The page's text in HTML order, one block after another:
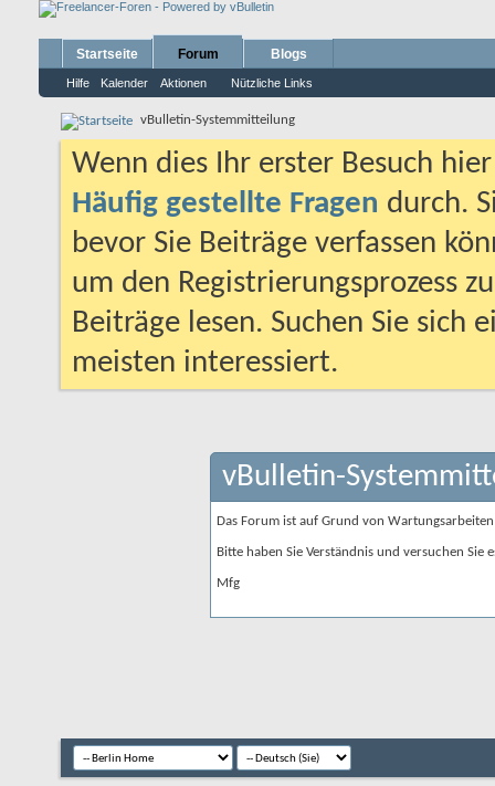
Startseite Forum
Hilfe Kalender Aktionen Nützliche Links
Blogs
vBulletin-Systemmitteilung
Wenn dies Ihr erster Besuch
Häufig gestellte Fragen durch.
bevor Sie Beiträge verfassen
um den Registrierungsprozess
Beiträge lesen. Suchen Sie sich
meisten interessiert.
vBulletin-
Das Forum ist auf Grund von
Bitte haben Sie Verständnis und versuchen Sie
Mfg